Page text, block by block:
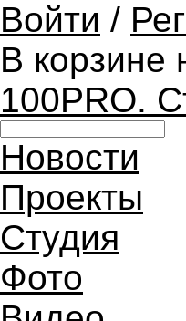
Войти /
В корзине
100PRO.
Новости
Проекты
Студия
Фото